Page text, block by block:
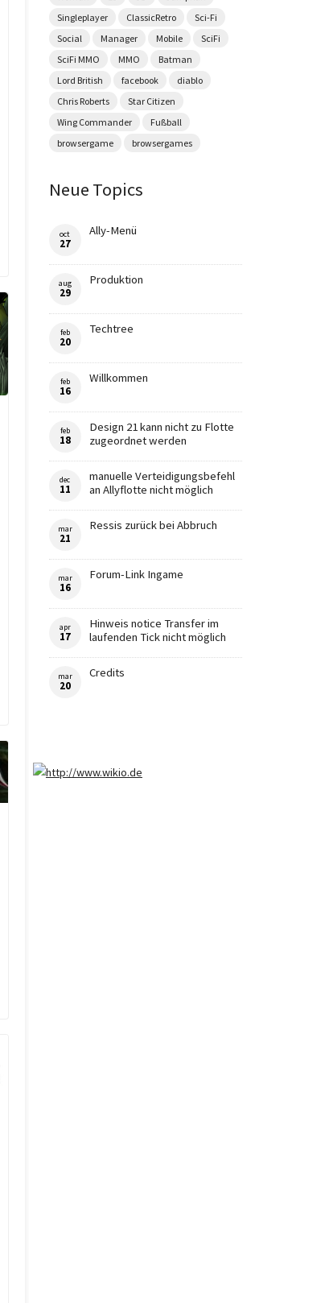
Singleplayer
ClassicRetro
Sci-Fi
Social
Manager Mobile
SciFi
SciFi MMO
MMO
Batman
Lord British
facebook
diablo
Chris Roberts
Star Citizen
Wing Commander
Fußball
browsergame
browsergames
Neue Topics
oct
27
Ally-Menü
aug
29
Produktion
feb
20
Techtree
feb
16
Willkommen
feb
18
Design 21 kann nicht zu Flotte
zugeordnet werden
dec
11
manuelle Verteidigungsbefehl
an Allyflotte nicht möglich
mar
21
Ressis zurück bei Abbruch
mar
16
Forum-Link Ingame
apr
17
Hinweis notice Transfer im
laufenden Tick nicht möglich
mar
20
Credits